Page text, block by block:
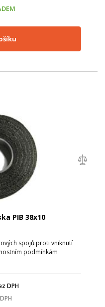
PIB 38x10
spojů proti vniknutí
podmínkám
DPH